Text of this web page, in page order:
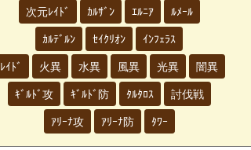
次元ﾚｲﾄﾞ ｶﾙｻﾞﾝ ｴﾙﾆｱ ﾙﾒｰﾙ
ｶﾙﾃﾞﾙﾝ ｾｲｸﾘｵﾝ ｲﾝﾌｪﾗｽ
ﾚｲﾄﾞ 火異 水異 風異 光異 闇異
ｷﾞﾙﾄﾞ攻 ｷﾞﾙﾄﾞ防 ﾀﾙﾀﾛｽ 討伐戦
ｱﾘｰﾅ攻 ｱﾘｰﾅ防 ﾀﾜｰ